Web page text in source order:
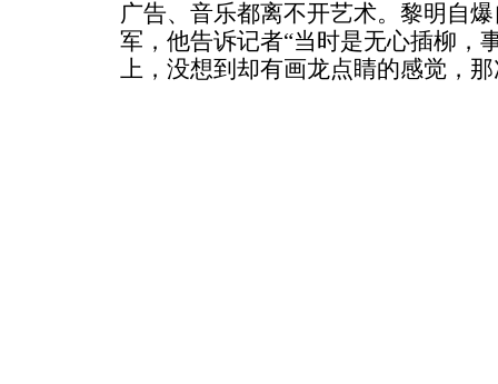
广告、音乐都离不开艺术。黎明自
军，他告诉记者“当时是无心插柳，
上，没想到却有画龙点睛的感觉，